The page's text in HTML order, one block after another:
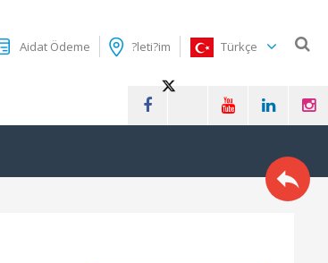
Aidat Ödeme ?leti?im Türkçe